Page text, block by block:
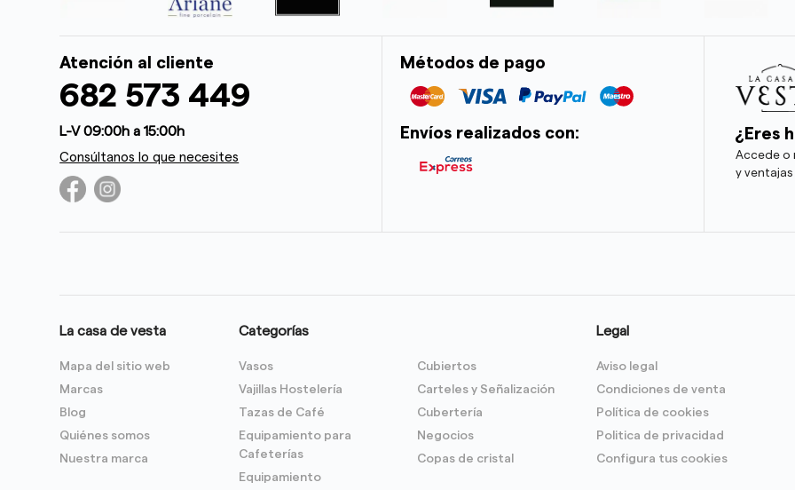
Atención al cliente
682 573 449
L-V 09:00h a 15:00h
Consúltanos lo que necesites
Métodos de pago
Envíos realizados con: ¿Eres
Accede o
y
La casa de vesta
Mapa del sitio web
Marcas
Blog
Quiénes somos
Nuestra marca
Categorías
Vasos
Vajillas Hostelería
Tazas de Café
Equipamiento para
Cafeterías
Equipamiento
Cubiertos
Carteles y Señalización
Cubertería
Negocios
Copas de cristal
Legal
Aviso legal
Condiciones de venta
Política de cookies
Politica de privacidad
Configura tus cookies